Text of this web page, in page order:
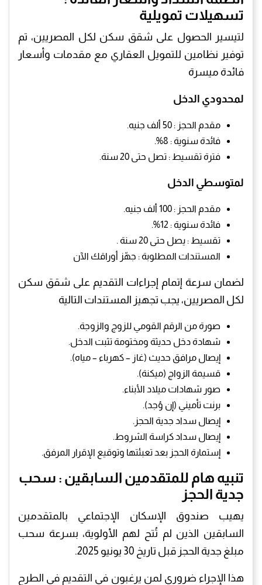
تسهيلات تمويلية
لتيسير الحصول على شقق سكن لكل المصريين، تم
توفير نظامين للتمويل العقاري مع مقدمات وأسعار
فائدة ميسرة
لمحدودي الدخل
مقدم الحجز : 50 ألف جنيه.
فائدة سنوية : 8%.
فترة تقسيط : تصل حتى 20 سنة.
لمتوسطي الدخل
مقدم الحجز : 100 ألف جنيه.
فائدة سنوية : 12%.
تقسيط : يصل حتى 20 سنة .
المستندات المطلوبة : جهّز أوراقك الآن
لضمان سرعة إتمام إجراءات التقديم على شقق سكن
لكل المصريين، يجب تجهيز المستندات التالية
صورة من الرقم القومي للزوج والزوجة.
شهادة دخل حديثة ومختومة تثبت الدخل.
إيصال مرافق حديث (غاز – كهرباء – مياه).
قسيمة الزواج (ميكنة).
صور شهادات ميلاد الأبناء.
برنت تأميني (إن وُجد).
إيصال سداد جدية الحجز.
إيصال سداد كراسة الشروط.
إستمارة الحجز بعد تعبئتها وتوقيع الإقرار المرفق.
تنبيه هام للمتقدمين السابقين : سحب
جدية الحجز
يهيب صندوق الإسكان الإجتماعي بالمتقدمين
السابقين الذين لم تُتح لهم الأولوية، بسرعة سحب
مبلغ جدية الحجز قبل تاريخ 30 يونيو 2025.
هذا الإجراء ضروري لمن يرغبون في التقديم في الطرح